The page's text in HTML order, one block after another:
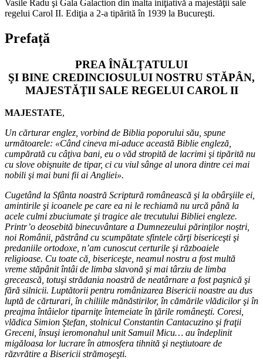
Vasile Radu şi Gala Galaction din înalta iniţiativă a majestăţii sale
regelui Carol II. Ediţia a 2-a tipărită în 1939 la Bucureşti.
Prefață
PREA ÎNĂLŢATULUI
ŞI BINE CREDINCIOSULUI NOSTRU STĂPÂN,
MAJESTĂŢII SALE REGELUI CAROL II
MAJESTATE,
Un cărturar englez, vorbind de Biblia poporului său, spune
următoarele: «Când cineva mi-aduce această Biblie engleză,
cumpărată cu câţiva bani, eu o văd stropită de lacrimi şi tipărită nu
cu slove obişnuite de tipar, ci cu viul sânge al unora dintre cei mai
nobili şi mai buni fii ai Angliei».
Cugetând la Sfânta noastră Scriptură românească şi la obârşiile ei,
amintirile şi icoanele pe care ea ni le rechiamă nu urcă până la
acele culmi zbuciumate şi tragice ale trecutului Bibliei engleze.
Printr’o deosebită binecuvântare a Dumnezeului părinţilor noştri,
noi Românii, păstrând cu scumpătate sfintele cărţi bisericeşti şi
predaniile ortodoxe, n’am cunoscut certurile şi războaiele
religioase. Cu toate că, bisericeşte, neamul nostru a fost multă
vreme stăpânit întâi de limba slavonă şi mai târziu de limba
grecească, totuşi strădania noastră de neatârnare a fost paşnică şi
fără silnicii. Luptătorii pentru românizarea Bisericii noastre au dus
luptă de cărturari, în chiliile mănăstirilor, în cămările vlădicilor şi în
preajma întâielor tiparniţe întemeiate în ţările româneşti. Coresi,
vlădica Simion Ştefan, stolnicul Constantin Cantacuzino şi fraţii
Greceni, însuşi ieromonahul unit Samuil Micu… au îndeplinit
migăloasa lor lucrare în atmosfera tihnită şi neştiutoare de
răzvrătire a Bisericii strămoşeşti.